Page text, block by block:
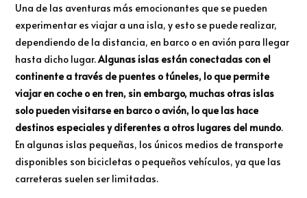
Una de las aventuras más emocionantes que se pueden
experimentar es viajar a una isla, y esto se puede realizar,
dependiendo de la distancia, en barco o en avión para llegar
hasta dicho lugar.Algunas islas están conectadas con el
continente a través de puentes o túneles, lo que permite
viajar en coche o en tren, sin embargo, muchas otras islas
solo pueden visitarse en barco o avión, lo que las hace
destinos especiales y diferentes a otros lugares del mundo.
En algunas islas pequeñas, los únicos medios de transporte
disponibles son bicicletas o pequeños vehículos, ya que las
carreteras suelen ser limitadas.